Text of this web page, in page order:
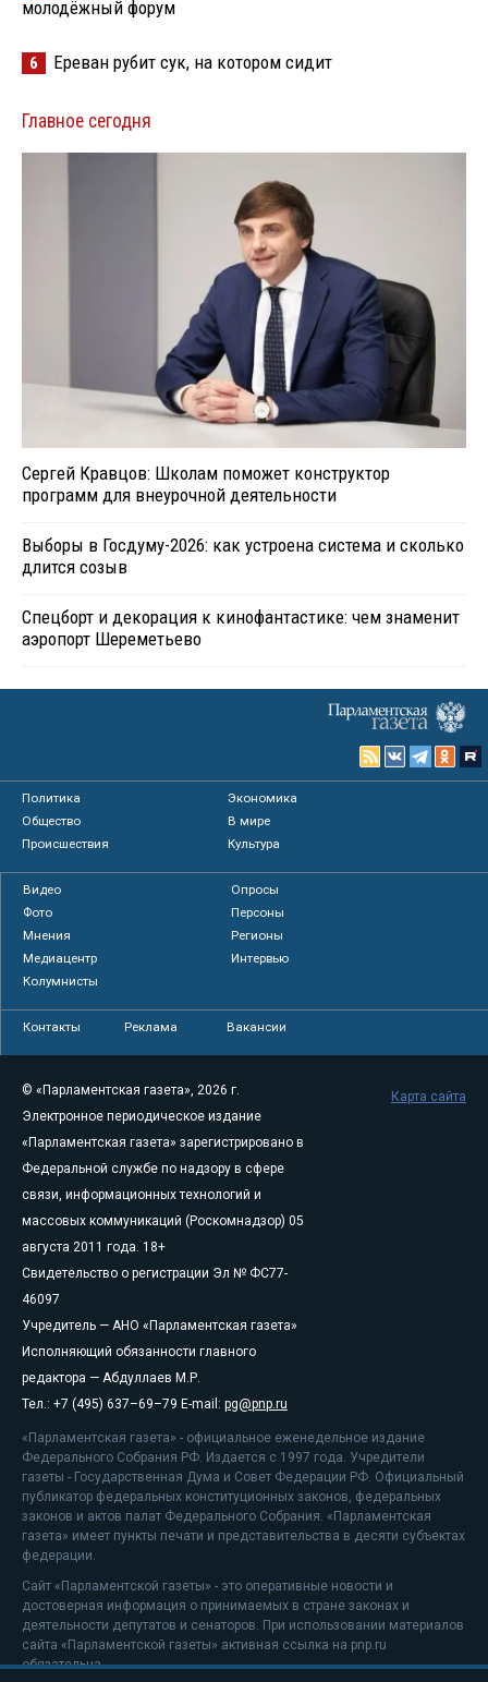
молодёжный форум
6 Ереван рубит сук, на котором сидит
Главное сегодня
Сергей Кравцов: Школам поможет конструктор
программ для внеурочной деятельности
Выборы в Госдуму-2026: как устроена система и сколько
длится созыв
Спецборт и декорация к кинофантастике: чем знаменит
аэропорт Шереметьево
Политика
Экономика
Общество
В мире
Происшествия
Культура
Видео
Опросы
Фото
Персоны
Мнения
Регионы
Медиацентр
Интервью
Колумнисты
Контакты Реклама Вакансии
© «Парламентская газета», 2026 г.
Электронное периодическое издание
«Парламентская газета» зарегистрировано в
Федеральной службе по надзору в сфере
связи, информационных технологий и
массовых коммуникаций (Роскомнадзор) 05
августа 2011 года. 18+
Свидетельство о регистрации Эл № ФС77-
46097
Учредитель — АНО «Парламентская газета»
Исполняющий обязанности главного
редактора — Абдуллаев М.Р.
Тел.: +7 (495) 637–69–79 E-mail: pg@pnp.ru
«Парламентская газета» - официальное еженедельное издание
Федерального Собрания РФ. Издается с 1997 года. Учредители
газеты - Государственная Дума и Совет Федерации РФ. Официальный
публикатор федеральных конституционных законов, федеральных
законов и актов палат Федерального Собрания. «Парламентская
газета» имеет пункты печати и представительства в десяти субъектах
федерации.
Сайт «Парламентской газеты» - это оперативные новости и
достоверная информация о принимаемых в стране законах и
деятельности депутатов и сенаторов. При использовании материалов
сайта «Парламентской газеты» активная ссылка на pnp.ru
обязательна.
Карта сайта